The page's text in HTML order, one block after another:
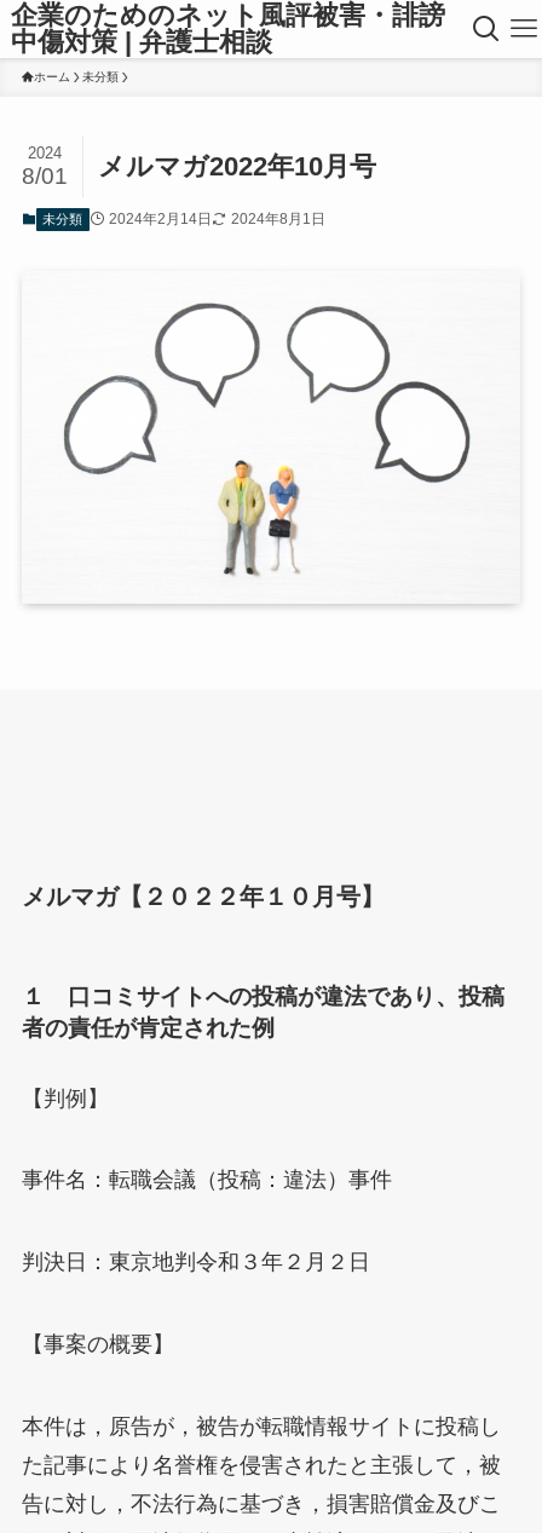
企業のためのネット風評被害・誹謗
中傷対策 | 弁護士相談
ホーム 未分類
メルマガ2022年10月号
2024
8/01
未分類 2024年2月14日 2024年8月1日
メルマガ【２０２２年１０月号】
１ 口コミサイトへの投稿が違法であり、投稿
者の責任が肯定された例
【判例】
事件名：転職会議（投稿：違法）事件
判決日：東京地判令和３年２月２日
【事案の概要】
本件は，原告が，被告が転職情報サイトに投稿し
た記事により名誉権を侵害されたと主張して，被
告に対し，不法行為に基づき，損害賠償金及びこ